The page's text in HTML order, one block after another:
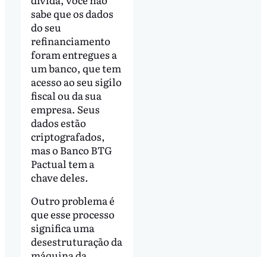
sabe que os dados
do seu
refinanciamento
foram entregues a
um banco, que tem
acesso ao seu sigilo
fiscal ou da sua
empresa. Seus
dados estão
criptografados,
mas o Banco BTG
Pactual tem a
chave deles.
Outro problema é
que esse processo
significa uma
desestruturação da